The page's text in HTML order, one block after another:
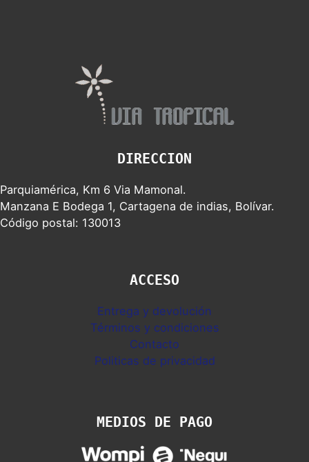
DIRECCION
Parquiamérica, Km 6 Via Mamonal.
Manzana E Bodega 1, Cartagena de indias, Bolívar.
Código postal: 130013
ACCESO
Entrega y devolución
Términos y condiciones
Contacto
Politicas de privacidad
MEDIOS DE PAGO